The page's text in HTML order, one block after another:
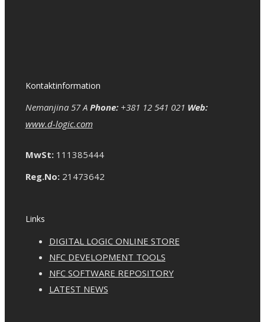
Kontaktinformation
Nemanjina 57 A Phone:+381 12 541 021 Web:
www.d-logic.com
MwSt:111385444
Reg.No:21473642
Links
DIGITAL LOGIC ONLINE STORE
NFC DEVELOPMENT TOOLS
NFC SOFTWARE REPOSITORY
LATEST NEWS